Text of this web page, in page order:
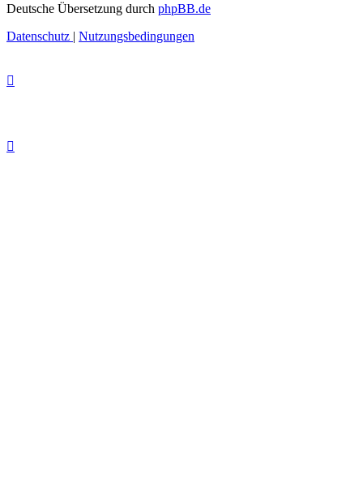
Deutsche Übersetzung durch phpBB.de
Datenschutz | Nutzungsbedingungen